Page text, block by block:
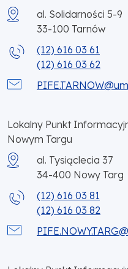
al. Solidarności 5-9
33-100 Tarnów
(12) 616 03 61
(12) 616 03 62
Lokalny Punkt
Nowym Targu
al. Tysiąclecia 37
34-400 Nowy Targ
(12) 616 03 81
(12) 616 03 82